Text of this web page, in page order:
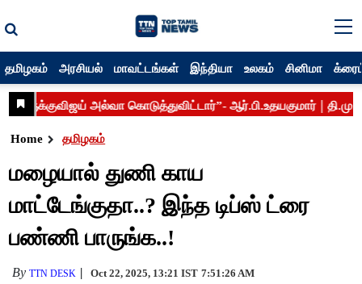
தமிழகம் அரசியல் மாவட்டங்கள் இந்தியா உலகம் சினிமா
Home தமிழகம்
மழையால் துணி காய
மாட்டேங்குதா..? இந்த டிப்ஸ் ட்ரை
பண்ணி பாருங்க..!
ByTTN DESK Oct 22, 2025, 13:21 IST 7:51:26 AM